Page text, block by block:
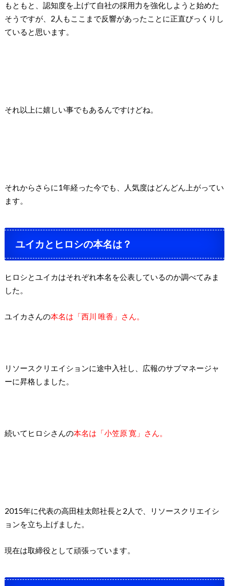
もともと、認知度を上げて自社の採用力を強化しようと始めた
そうですが、2人もここまで反響があったことに正直びっくりし
ていると思います。
それ以上に嬉しい事でもあるんですけどね。
それからさらに1年経った今でも、人気度はどんどん上がってい
ます。
ユイカとヒロシの本名は？
ヒロシとユイカはそれぞれ本名を公表しているのか調べてみま
した。
ユイカさんの本名は「西川 唯香」さん。
リソースクリエイションに途中入社し、広報のサブマネージャ
ーに昇格しました。
続いてヒロシさんの本名は「小笠原 寛」さん。
2015年に代表の高田桂太郎社長と2人で、リソースクリエイシ
ョンを立ち上げました。
現在は取締役として頑張っています。